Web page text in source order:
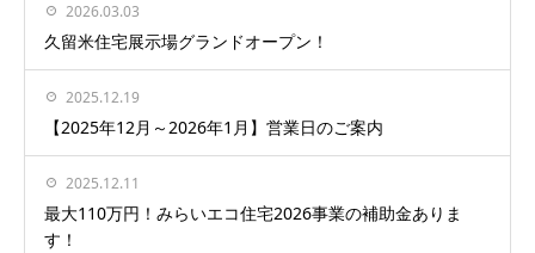
2026.03.03
久留米住宅展示場グランドオープン！
2025.12.19
【2025年12月～2026年1月】営業日のご案内
2025.12.11
最大110万円！みらいエコ住宅2026事業の補助金ありま
す！